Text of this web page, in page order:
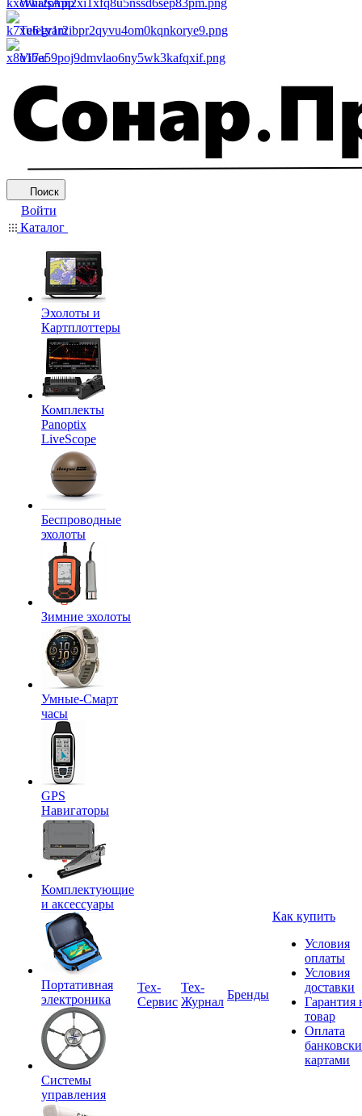
WhatsApp
Telegram
Viber
Поиск
Войти
Каталог
Эхолоты и
Картплоттеры
Комплекты
Panoptix
LiveScope
Беспроводные
эхолоты
Зимние эхолоты
Умные-Смарт
часы
GPS
Навигаторы
Комплектующие
и аксессуары
Портативная
электроника
Системы
управления
Tex-
Сервис
Тех-
Журнал
Бренды
Как купить
Условия
оплаты
Условия
доставки
Гарантия
товар
Оплата
картами